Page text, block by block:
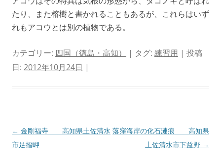
たり、また榕樹と書かれることもあるが、これらはいず
れもアコウとは別の植物である。
カテゴリー: 四国（徳島・高知） | タグ: 練習用 | 投稿
日: 2012年10月24日 |
投
稿
← 金剛福寺 高知県土佐清水
市足摺岬
落窪海岸の化石漣痕 高知県
土佐清水市下益野 →